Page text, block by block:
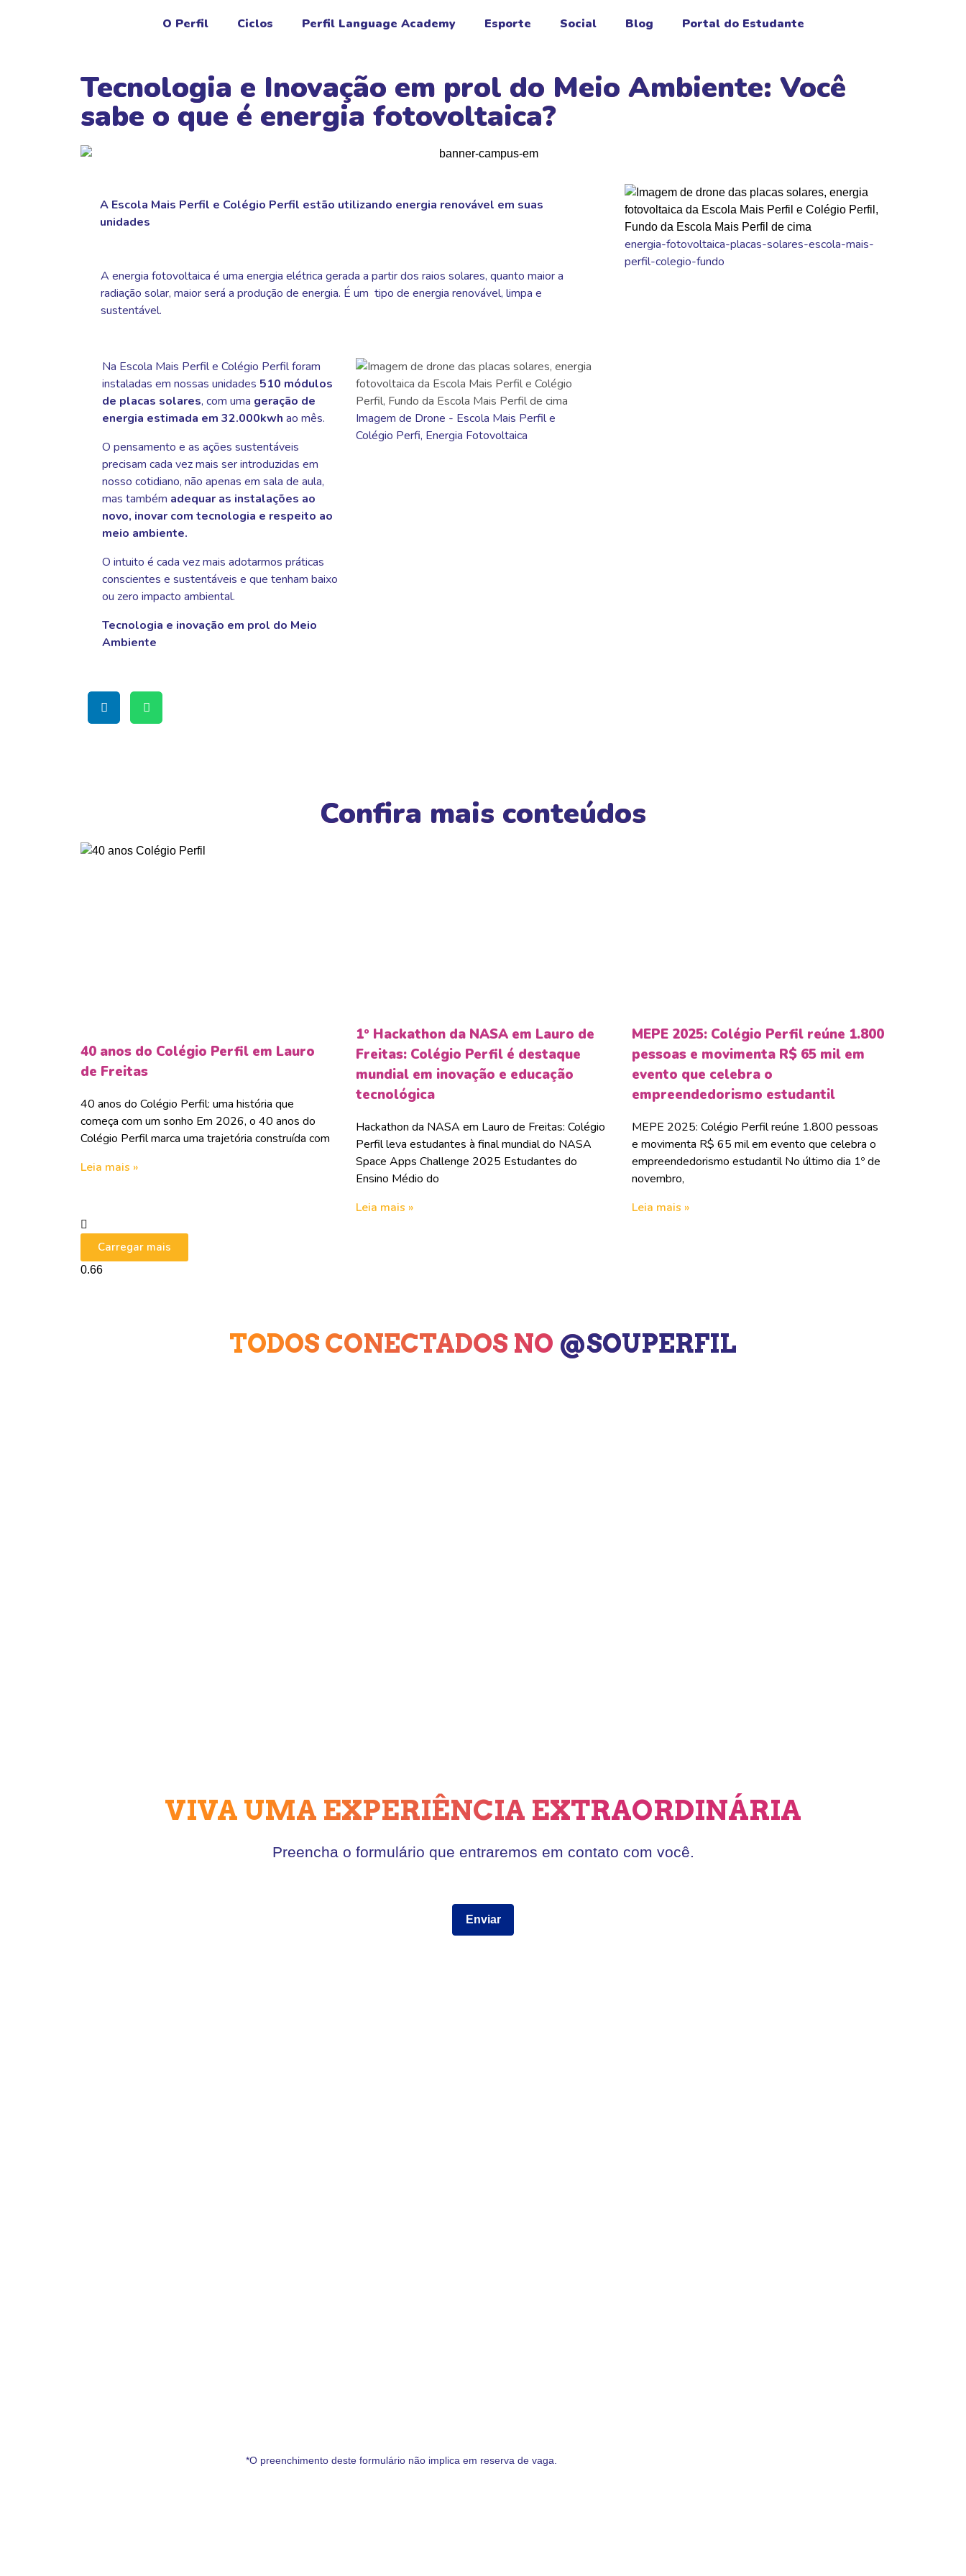
O Perfil Ciclos Perfil Language Academy Esporte Social Blog Portal do Estudante
Tecnologia e Inovação em prol do Meio Ambiente: Você
sabe o que é energia fotovoltaica?
A Escola Mais Perfil e Colégio Perfil estão utilizando energia renovável em suas
unidades
A energia fotovoltaica é uma energia elétrica gerada a partir dos raios solares, quanto maior a
radiação solar, maior será a produção de energia. É um tipo de energia renovável, limpa e
sustentável.
Na Escola Mais Perfil e Colégio Perfil foram
instaladas em nossas unidades 510 módulos
de placas solares, com uma geração de
energia estimada em 32.000kwh ao mês.
O pensamento e as ações sustentáveis
precisam cada vez mais ser introduzidas em
nosso cotidiano, não apenas em sala de aula,
mas também adequar as instalações ao
novo, inovar com tecnologia e respeito ao
meio ambiente.
O intuito é cada vez mais adotarmos práticas
conscientes e sustentáveis e que tenham baixo
ou zero impacto ambiental.
Tecnologia e inovação em prol do Meio
Ambiente
Imagem de Drone - Escola Mais Perfil e
Colégio Perfi, Energia Fotovoltaica
energia-fotovoltaica-placas-solares-escola-mais-
perfil-colegio-fundo
Confira mais conteúdos
40 anos do Colégio Perfil em Lauro
de Freitas
40 anos do Colégio Perfil: uma história que
começa com um sonho Em 2026, o 40 anos do
Colégio Perfil marca uma trajetória construída com
Leia mais »
1º Hackathon da NASA em Lauro de
Freitas: Colégio Perfil é destaque
mundial em inovação e educação
tecnológica
Hackathon da NASA em Lauro de Freitas: Colégio
Perfil leva estudantes à final mundial do NASA
Space Apps Challenge 2025 Estudantes do
Ensino Médio do
Leia mais »
MEPE 2025: Colégio Perfil reúne 1.800
pessoas e movimenta R$ 65 mil em
evento que celebra o
empreendedorismo estudantil
MEPE 2025: Colégio Perfil reúne 1.800 pessoas
e movimenta R$ 65 mil em evento que celebra o
empreendedorismo estudantil No último dia 1º de
novembro,
Leia mais »
Carregar mais
TODOS CONECTADOS NO @SOUPERFIL
VIVA UMA EXPERIÊNCIA EXTRAORDINÁRIA
Preencha o formulário que entraremos em contato com você.
*O preenchimento deste formulário não implica em reserva de vaga.